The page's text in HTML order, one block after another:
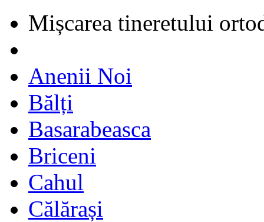
Mișcarea tineretului
Anenii Noi
Bălți
Basarabeasca
Briceni
Cahul
Călărași